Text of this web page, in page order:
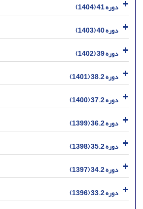
دوره 41 (1404)
دوره 40 (1403)
دوره 39 (1402)
دوره 38.2 (1401)
دوره 37.2 (1400)
دوره 36.2 (1399)
دوره 35.2 (1398)
دوره 34.2 (1397)
دوره 33.2 (1396)